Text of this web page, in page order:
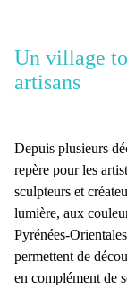
Un village
artisans
Depuis plusieurs
repère pour les
sculpteurs et
lumière, aux
Pyrénées-Orientales
permettent de
en complément de